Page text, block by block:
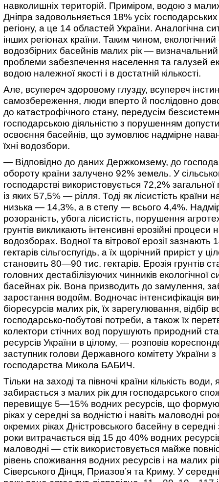
навколишніх територій. Приміром, водою з
Дніпра задовольняється 18% усіх
регіону, а це 14 областей України. Аналогічна
інших регіонах країни. Таким чином, екологічний
водозбірних басейнів малих рік — визначальний
проблеми забезпечення населення та галузей
водою належної якості і в достатній кількості.
Але, всупереч здоровому глузду, всупереч
самозбереження, люди вперто й послідовно
до катастрофічного стану, передусім
господарською діяльністю з порушенням
освоєння басейнів, що зумовлює надмірне
їхні водозбори.
— Відповідно до даних Держкомзему, до
обороту країни залучено 92% земель. У
господарстві використовується 72,2%
із яких 57,5% — рілля. Тоді як лісистість країни
низька — 14,3%, а в степу — всього 4,4%.
розораність, убога лісистість, порушення
грунтів викликають інтенсивні ерозійні процеси
водозборах. Водної та вітрової ерозії зазнають
гектарів сільгоспугідь, а їх щорічний приріст у
становить 80—90 тис. гектарів. Ерозія грунтів
головних дестабілізуючих чинників екологічної
басейнах рік. Вона призводить до замулення,
заростання водойм. Водночас інтенсифікація
біоресурсів малих рік, їх зарегулювання, відбір
господарсько-побутові потреби, а також їх
колектори стічних вод порушують природний
ресурсів України в цілому, — розповів
заступник голови Державного комітету України
господарства Микола БАБИЧ.
Тільки на заході та півночі країни кількість води,
забирається з малих рік для господарського
перевищує 5—15% водних ресурсів, що
ріках у середні за водністю і навіть маловодні
окремих ріках Дністровського басейну в середні
роки витрачається від 15 до 40% водних
маловодні — стік використовується майже
рівень споживання водних ресурсів і на малих
Сіверського Дінця, Приазов’я та Криму. У